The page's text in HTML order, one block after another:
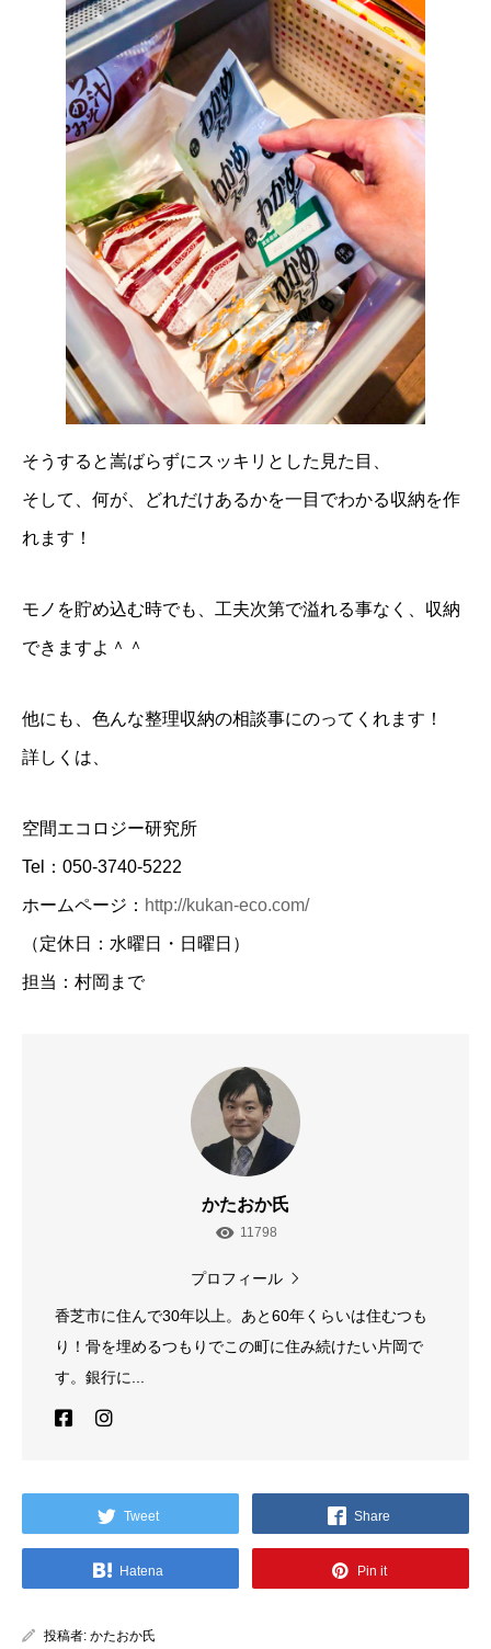
そうすると嵩ばらずにスッキリとした見た目、
そして、何が、どれだけあるかを一目でわかる収納を作
れます！
モノを貯め込む時でも、工夫次第で溢れる事なく、収納
できますよ＾＾
他にも、色んな整理収納の相談事にのってくれます！
詳しくは、
空間エコロジー研究所
Tel：050-3740-5222
ホームページ： http://kukan-eco.com/
（定休日：水曜日・日曜日）
担当：村岡まで
かたおか氏
11798
プロフィール
香芝市に住んで30年以上。あと60年くらいは住むつも
り！骨を埋めるつもりでこの町に住み続けたい片岡で
す。銀行に...
Tweet Share
Hatena Pin it
投稿者: かたおか氏